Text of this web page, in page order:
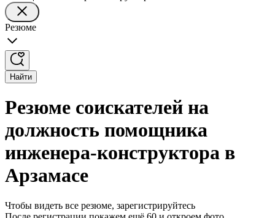
Резюме
Найти
Резюме соискателей на
должность помощника
инженера-конструктора в
Арзамасе
Чтобы видеть все резюме, зарегистрируйтесь